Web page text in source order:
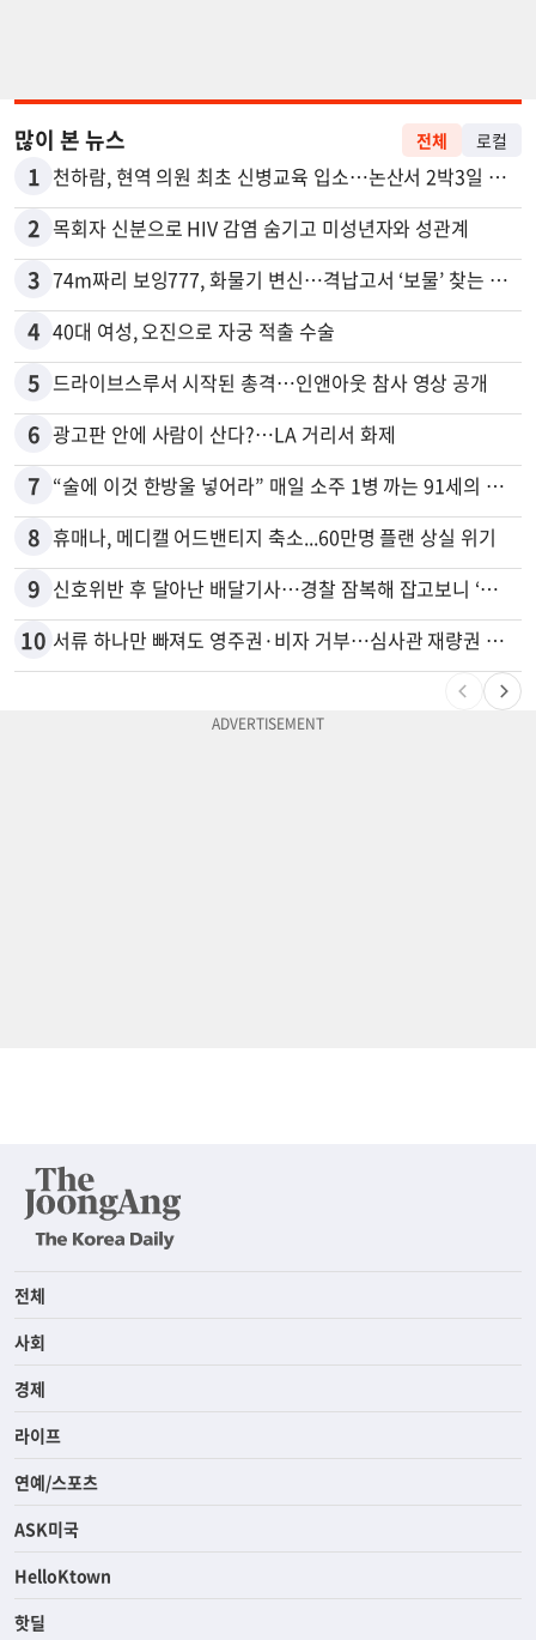
많이 본 뉴스 전체 로컬
1 천하람, 현역 의원 최초 신병교육 입소…논산서 2박3일 생활
2 목회자 신분으로 HIV 감염 숨기고 미성년자와 성관계
3 74m짜리 보잉777, 화물기 변신…격납고서 ‘보물’ 찾는 인천공항
4 40대 여성, 오진으로 자궁 적출 수술
5 드라이브스루서 시작된 총격…인앤아웃 참사 영상 공개
6 광고판 안에 사람이 산다?…LA 거리서 화제
7 “술에 이것 한방울 넣어라” 매일 소주 1병 까는 91세의 철칙
8 휴매나, 메디캘 어드밴티지 축소...60만명 플랜 상실 위기
9 신호위반 후 달아난 배달기사…경찰 잠복해 잡고보니 ‘반전’
10 서류 하나만 빠져도 영주권·비자 거부…심사관 재량권 대폭 확대
전체
사회
경제
라이프
연예/스포츠
ASK미국
HelloKtown
핫딜